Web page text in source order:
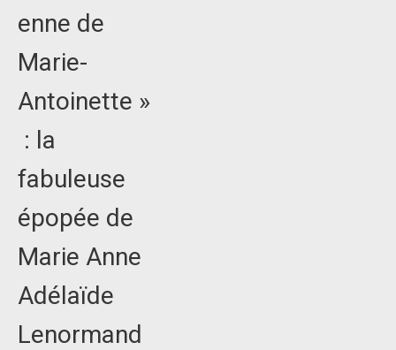
enne de
Marie-
Antoinette »
: la
fabuleuse
épopée de
Marie Anne
Adélaïde
Lenormand